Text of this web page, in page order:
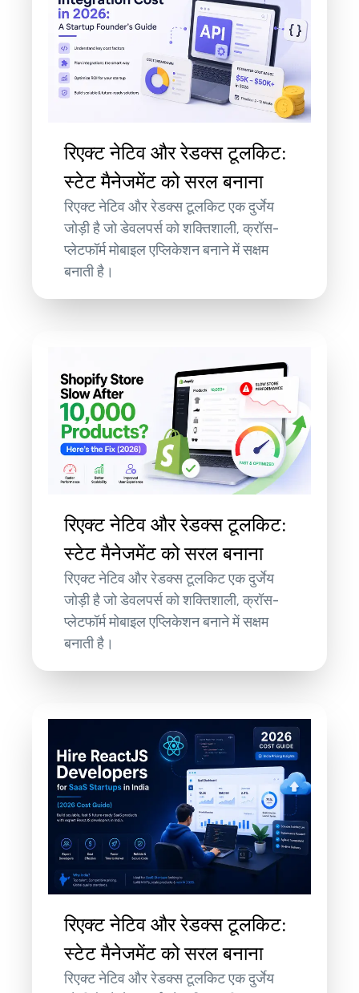
रिएक्ट नेटिव और रेडक्स टूलकिट:
स्टेट मैनेजमेंट को सरल बनाना
रिएक्ट नेटिव और रेडक्स टूलकिट एक दुर्जेय
जोड़ी है जो डेवलपर्स को शक्तिशाली, क्रॉस-
प्लेटफॉर्म मोबाइल एप्लिकेशन बनाने में सक्षम
बनाती है।
रिएक्ट नेटिव और रेडक्स टूलकिट:
स्टेट मैनेजमेंट को सरल बनाना
रिएक्ट नेटिव और रेडक्स टूलकिट एक दुर्जेय
जोड़ी है जो डेवलपर्स को शक्तिशाली, क्रॉस-
प्लेटफॉर्म मोबाइल एप्लिकेशन बनाने में सक्षम
बनाती है।
रिएक्ट नेटिव और रेडक्स टूलकिट:
स्टेट मैनेजमेंट को सरल बनाना
रिएक्ट नेटिव और रेडक्स टूलकिट एक दुर्जेय